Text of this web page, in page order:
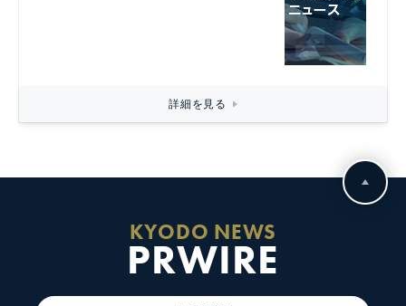
詳細を見る
KYODO NEWS
PRWIRE